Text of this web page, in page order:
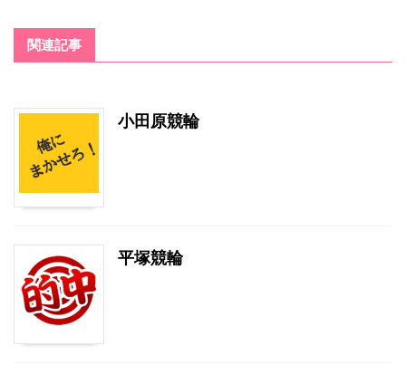
関連記事
小田原競輪
平塚競輪